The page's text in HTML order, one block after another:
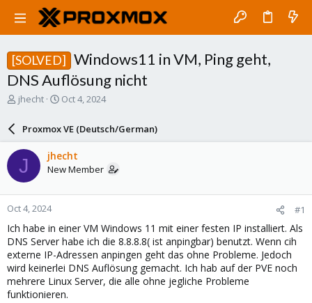
[SOLVED]
Windows11 in VM, Ping geht,
DNS Auflösung nicht
T
a
s
t
a
r
t
e
r
jhecht
S
a
r
d
a
e
Oct 4, 2024
Proxmox VE (Deutsch/German)
J jhecht
New Member
Oct 4, 2024 #1
Ich habe in einer VM Windows 11 mit einer festen IP installiert. Als
DNS Server habe ich die 8.8.8.8( ist anpingbar) benutzt. Wenn cih
externe IP-Adressen anpingen geht das ohne Probleme. Jedoch
wird keinerlei DNS Auflösung gemacht. Ich hab auf der PVE noch
mehrere Linux Server, die alle ohne jegliche Probleme
funktionieren.